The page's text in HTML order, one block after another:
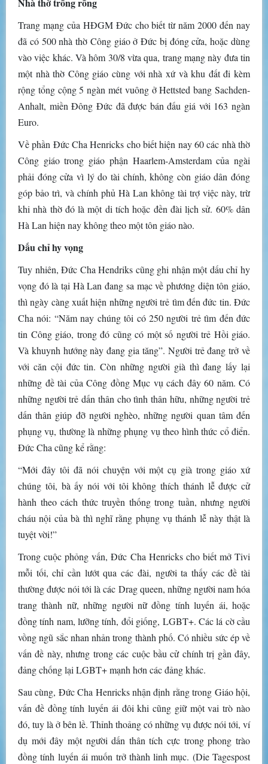
Nhà thờ trống rỗng
Trang mạng của HĐGM Đức cho biết từ năm 2000 đến nay
đã có 500 nhà thờ Công giáo ở Đức bị đóng cửa, hoặc dùng
vào việc khác. Và hôm 30/8 vừa qua, trang mạng này đưa tin
một nhà thờ Công giáo cùng với nhà xứ và khu đất đi kèm
rộng tổng cộng 5 ngàn mét vuông ở Hettsted bang Sachden-
Anhalt, miền Đông Đức đã được bán đấu giá với 163 ngàn
Euro.
Về phần Đức Cha Henricks cho biết hiện nay 60 các nhà thờ
Công giáo trong giáo phận Haarlem-Amsterdam của ngài
phải đóng cửa vì lý do tài chính, không còn giáo dân đóng
góp bảo trì, và chính phủ Hà Lan không tài trợ việc này, trừ
khi nhà thờ đó là một di tích hoặc đền đài lịch sử. 60% dân
Hà Lan hiện nay không theo một tôn giáo nào.
Dấu chỉ hy vọng
Tuy nhiên, Đức Cha Hendriks cũng ghi nhận một dấu chỉ hy
vọng đó là tại Hà Lan đang sa mạc về phương diện tôn giáo,
thì ngày càng xuất hiện những người trẻ tìm đến đức tin. Đức
Cha nói: “Năm nay chúng tôi có 250 người trẻ tìm đến đức
tin Công giáo, trong đó cũng có một số người trẻ Hồi giáo.
Và khuynh hướng này đang gia tăng”. Người trẻ đang trở về
với căn cội đức tin. Còn những người già thì đang lấy lại
những đề tài của Công đồng Mục vụ cách đây 60 năm. Có
những người trẻ dấn thân cho tình thân hữu, những người trẻ
dấn thân giúp đỡ người nghèo, những người quan tâm đến
phụng vụ, thường là những phụng vụ theo hình thức cổ điển.
Đức Cha cũng kể rằng:
“Mới đây tôi đã nói chuyện với một cụ già trong giáo xứ
chúng tôi, bà ấy nói với tôi không thích thánh lễ được cử
hành theo cách thức truyền thống trong tuần, nhưng người
cháu nội của bà thì nghĩ rằng phụng vụ thánh lễ này thật là
tuyệt vời!”
Trong cuộc phỏng vấn, Đức Cha Henricks cho biết mở Tivi
mỗi tối, chỉ cần lướt qua các đài, người ta thấy các đề tài
thường được nói tới là các Drag queen, những người nam hóa
trang thành nữ, những người nữ đồng tính luyến ái, hoặc
đồng tính nam, lưỡng tính, đổi giống, LGBT+. Các lá cờ cầu
vồng ngũ sắc nhan nhản trong thành phố. Có nhiều sức ép về
vấn đề này, nhưng trong các cuộc bầu cử chính trị gần đây,
đảng chống lại LGBT+ mạnh hơn các đảng khác.
Sau cùng, Đức Cha Henricks nhận định rằng trong Giáo hội,
vấn đề đồng tính luyến ái đôi khi cũng giữ một vai trò nào
đó, tuy là ở bên lề. Thỉnh thoảng có những vụ được nói tới, ví
dụ mới đây một người dấn thân tích cực trong phong trào
đồng tính luyến ái muốn trở thành linh mục. (Die Tagespost